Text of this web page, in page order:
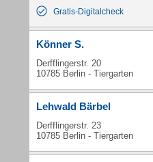
Gratis-Digitalcheck
Könner S.
Derfflingerstr. 20
10785 Berlin - Tiergarten
Lehwald Bärbel
Derfflingerstr. 23
10785 Berlin - Tiergarten